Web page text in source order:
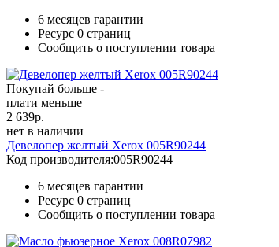
6 месяцев гарантии
Ресурс 0 страниц
Сообщить о поступлении товара
Покупай больше -
плати меньше
2 639р.
нет в наличии
Девелопер желтый Xerox 005R90244
Код производителя:005R90244
6 месяцев гарантии
Ресурс 0 страниц
Сообщить о поступлении товара